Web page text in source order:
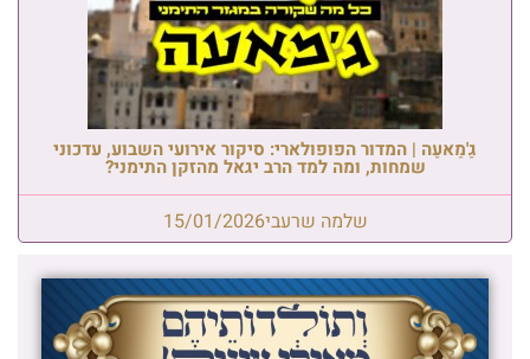
גַ'מַאעַה | המדור הפופולארי: סיקור אירועי השבוע, עדכוני
שמחות, ומה למד הרב יגאל מהזקן התימני?
שלמה שרעבי15/01/2026